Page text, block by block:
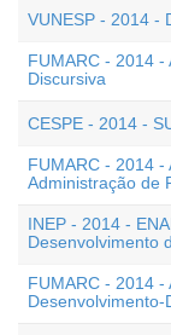
VUNESP - 2014 -
FUMARC - 2014 -
Discursiva
CESPE - 2014 -
FUMARC - 2014 -
Administração de
INEP - 2014 -
Desenvolvimento
FUMARC - 2014 -
Desenvolvimento-